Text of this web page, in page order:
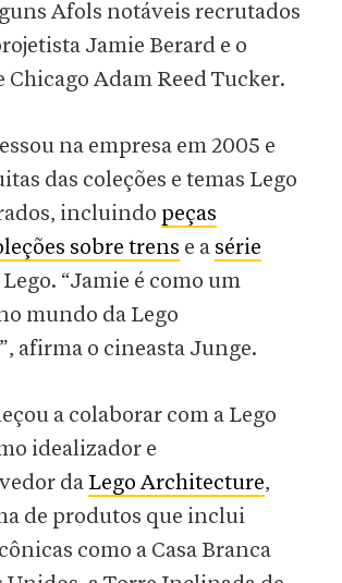
Afols notáveis recrutados
Jamie Berard e o
Chicago Adam Reed Tucker.
na empresa em 2005 e
das coleções e temas Lego
incluindo peças
sobre trens e a série
Lego. “Jamie é como um
mundo da Lego
afirma o cineasta Junge.
a colaborar com a Lego
idealizador e
da Lego Architecture,
de produtos que inclui
como a Casa Branca